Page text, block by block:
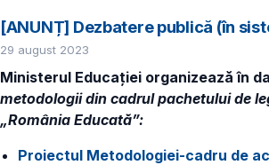
[ANUNȚ] Dezbatere publică (în
29 august 2023
Ministerul Educației organizează în
metodologii din cadrul pachetului de
„România Educată”:
Proiectul Metodologiei-cadru de